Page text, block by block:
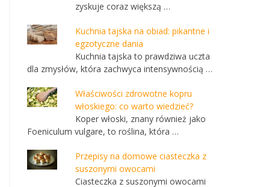
zyskuje coraz większą …
Kuchnia tajska na obiad: pikantne i
egzotyczne dania
Kuchnia tajska to prawdziwa uczta
dla zmysłów, która zachwyca intensywnością …
Właściwości zdrowotne kopru
włoskiego: co warto wiedzieć?
Koper włoski, znany również jako
Foeniculum vulgare, to roślina, która …
Przepisy na domowe ciasteczka z
suszonymi owocami
Ciasteczka z suszonymi owocami